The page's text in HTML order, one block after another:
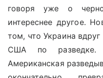
говоря уже о
интереснее другое.
том, что Украина
США по
Американская